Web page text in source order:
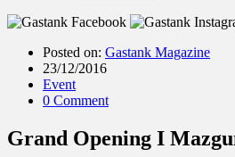
Posted on: Gastank Magazine
23/12/2016
Event
0 Comment
Grand Opening I